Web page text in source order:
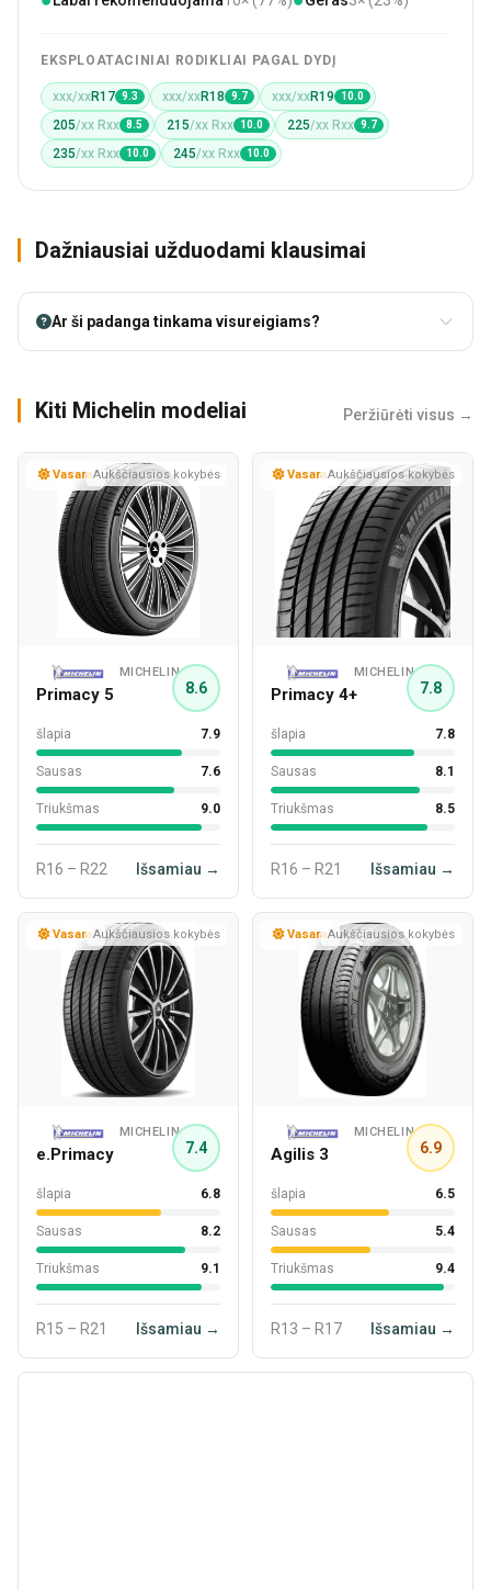
EKSPLOATACINIAI RODIKLIAI PAGAL DYDĮ
xxx/xxR17 9.3 xxx/xxR18 9.7 xxx/xxR19 10.0
205/xx Rxx 8.5 215/xx Rxx 10.0 225/xx Rxx 9.7
235/xx Rxx 10.0 245/xx Rxx 10.0
Dažniausiai užduodami klausimai
Ar ši padanga tinkama visureigiams?
Kiti Michelin modeliai Peržiūrėti visus →
VasaraAukščiausios kokybės
MICHELIN
Primacy 5 8.6
šlapia 7.9
Sausas 7.6
Triukšmas 9.0
R16 – R22 Išsamiau →
VasaraAukščiausios kokybės
MICHELIN
Primacy 4+ 7.8
šlapia 7.8
Sausas 8.1
Triukšmas 8.5
R16 – R21 Išsamiau →
VasaraAukščiausios kokybės
MICHELIN
e.Primacy 7.4
šlapia 6.8
Sausas 8.2
Triukšmas 9.1
R15 – R21 Išsamiau →
VasaraAukščiausios kokybės
MICHELIN
Agilis 3 6.9
šlapia 6.5
Sausas 5.4
Triukšmas 9.4
R13 – R17 Išsamiau →